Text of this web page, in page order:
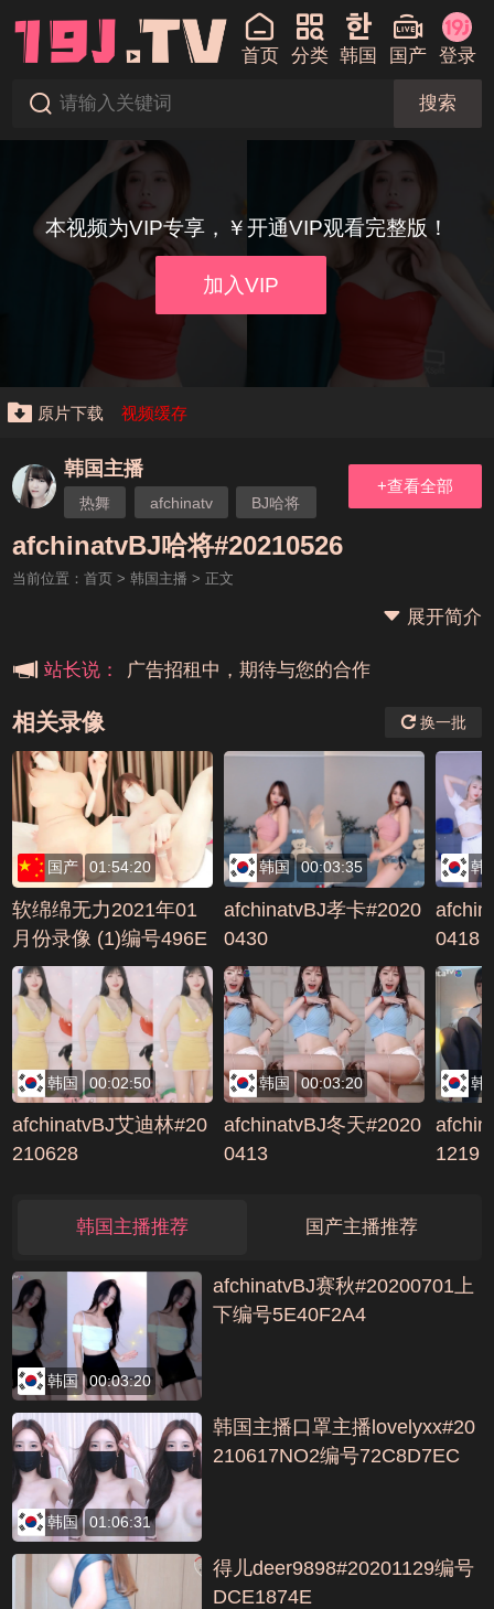
首页 分类 韩国 国产 登录
搜索
本视频为VIP专享，￥开通VIP观看完整版！
加入VIP
原片下载 视频缓存
韩国主播
热舞 afchinatv BJ哈将
+查看全部
afchinatvBJ哈将#20210526
当前位置： 首页> 韩国主播 > 正文
展开简介
站长说：
本站大事件(19j网站发展历程)
广告招租中，期待与您的合作
相关录像 换一批
国产 01:54:20
软绵绵无力2021年01
月份录像 (1)编号496E
1725
韩国 00:03:35
afchinatvBJ孝卡#2020
0430
韩
0418
韩国 00:02:50
afchinatvBJ艾迪林#20
210628
韩国 00:03:20
afchinatvBJ冬天#2020
0413
韩
1219
韩国主播推荐 国产主播推荐
韩国 00:03:20
afchinatvBJ赛秋#20200701上
下编号5E40F2A4
韩国 01:06:31
韩国主播口罩主播lovelyxx#20
210617NO2编号72C8D7EC
得儿deer9898#20201129编号
DCE1874E